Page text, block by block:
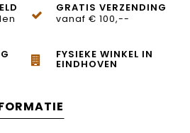
GRATIS VERZENDING
vanaf € 100,--
FYSIEKE WINKEL IN
EINDHOVEN